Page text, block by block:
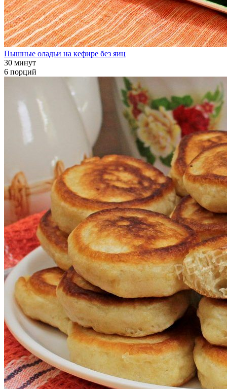
Пышные оладьи на кефире без яиц
30 минут
6 порций